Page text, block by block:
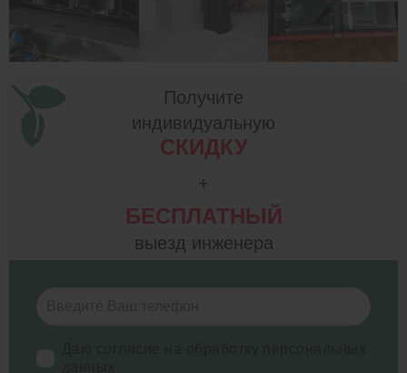
Получите
индивидуальную
СКИДКУ
+
БЕСПЛАТНЫЙ
выезд инженера